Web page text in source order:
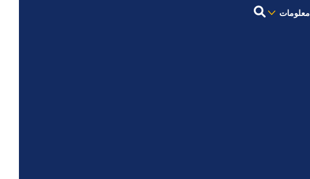
معلومات